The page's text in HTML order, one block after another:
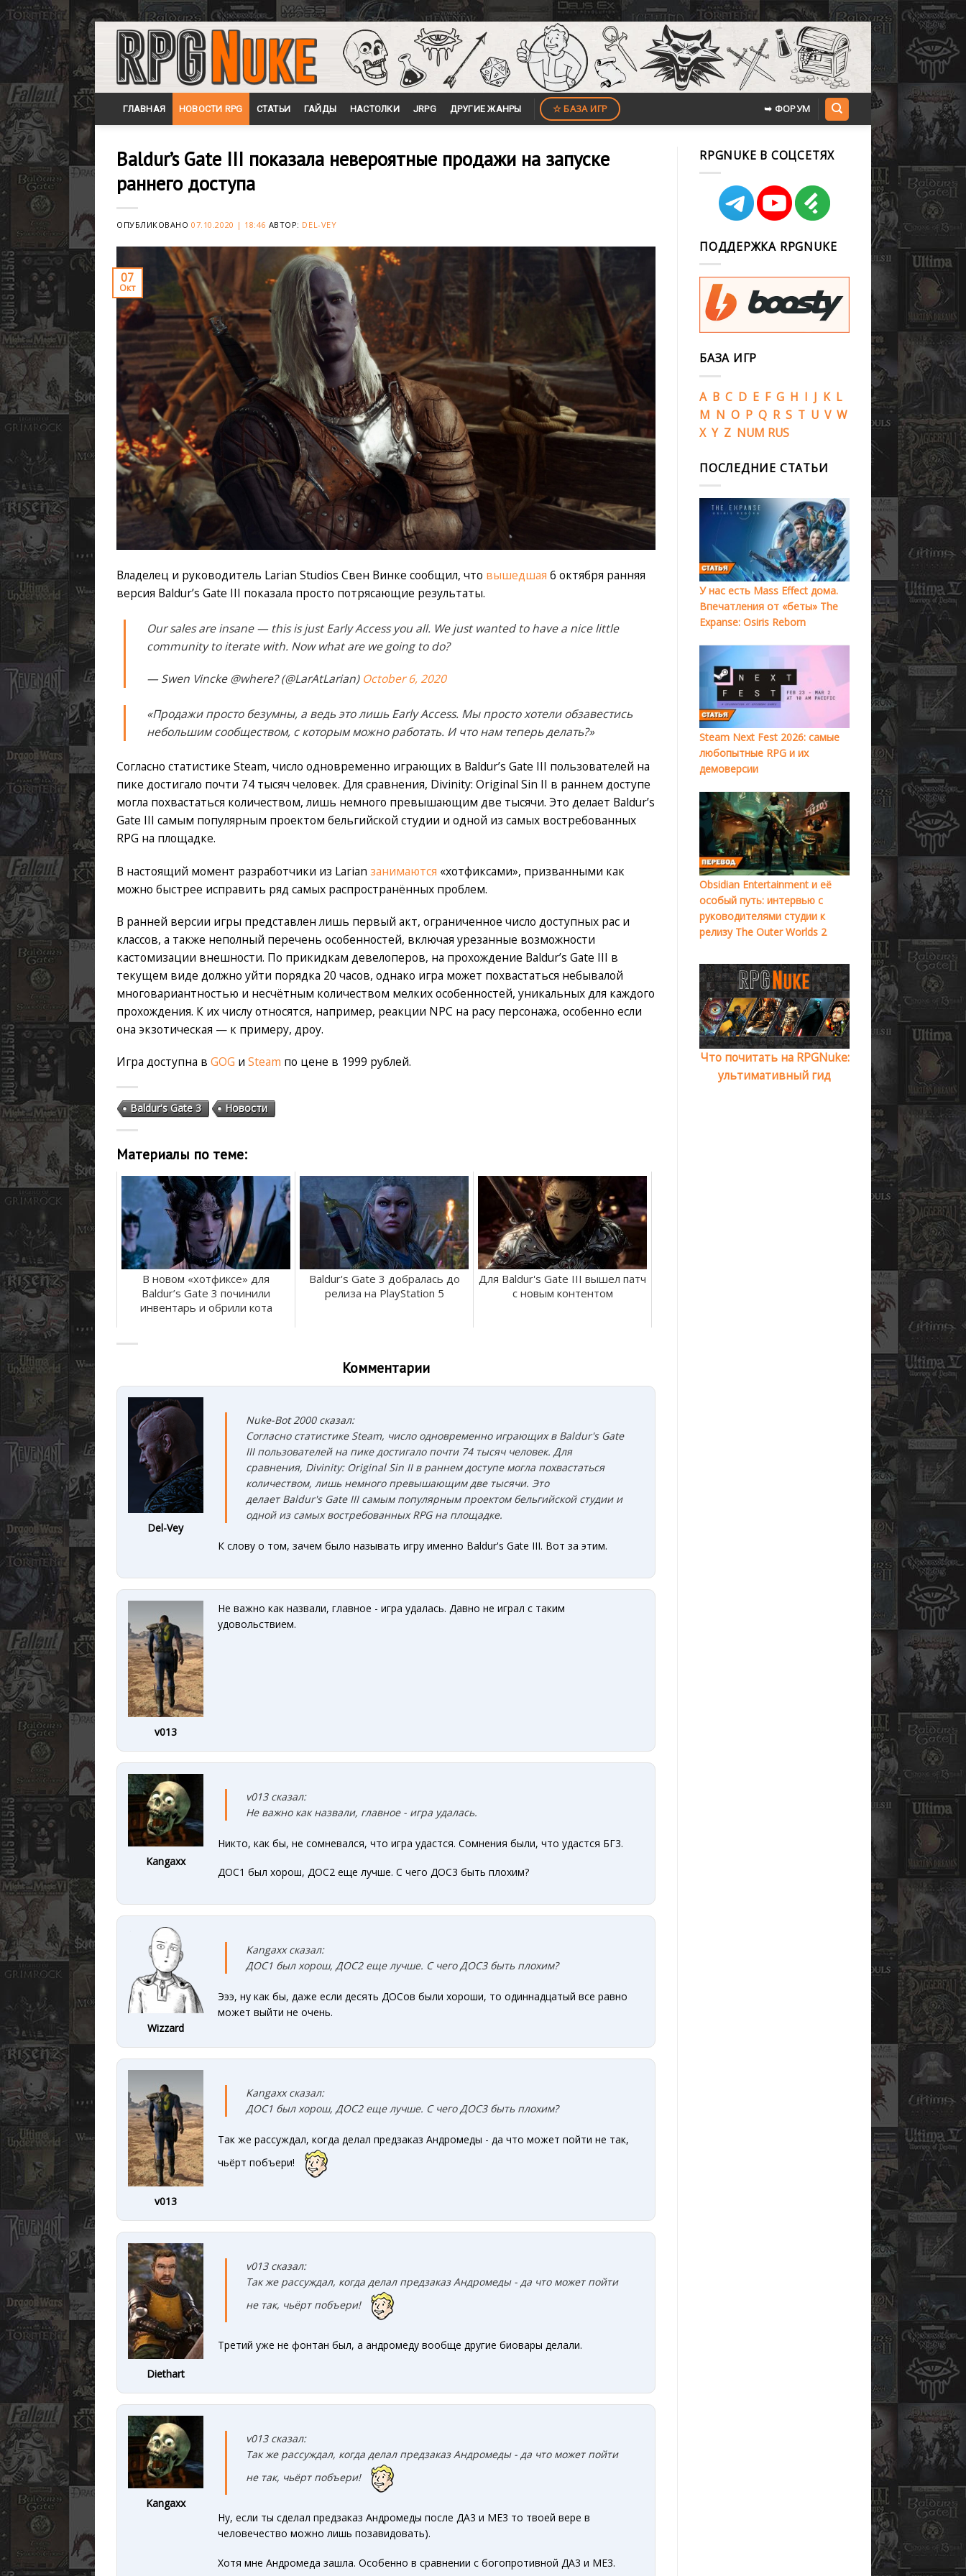
Skip
content
ГЛАВНАЯ НОВОСТИ RPG СТАТЬИ ГАЙДЫ НАСТОЛКИ JRPG ДРУГИЕ ЖАНРЫ ☆ БАЗА ИГР ➥ ФОРУМ
Baldur’s Gate III показала невероятные продажи на запуске
раннего доступа
ОПУБЛИКОВАНО07.10.2020 | 18:46 АВТОР: DEL-VEY
07
Окт
Владелец и руководитель Larian Studios Свен Винке сообщил, что вышедшая 6 октября ранняя
версия Baldur’s Gate III показала просто потрясающие результаты.
Our sales are insane — this is just Early Access you all. We just wanted to have a nice little
community to iterate with. Now what are we going to do?
— Swen Vincke @where? (@LarAtLarian) October 6, 2020
«Продажи просто безумны, а ведь это лишь Early Access. Мы просто хотели обзавестись
небольшим сообществом, с которым можно работать. И что нам теперь делать?»
Согласно статистике Steam, число одновременно играющих в Baldur’s Gate III пользователей на
пике достигало почти 74 тысяч человек. Для сравнения, Divinity: Original Sin II в раннем доступе
могла похвастаться количеством, лишь немного превышающим две тысячи. Это делает Baldur’s
Gate III самым популярным проектом бельгийской студии и одной из самых востребованных
RPG на площадке.
В настоящий момент разработчики из Larian занимаются «хотфиксами», призванными как
можно быстрее исправить ряд самых распространённых проблем.
В ранней версии игры представлен лишь первый акт, ограниченное число доступных рас и
классов, а также неполный перечень особенностей, включая урезанные возможности
кастомизации внешности. По прикидкам девелоперов, на прохождение Baldur’s Gate III в
текущем виде должно уйти порядка 20 часов, однако игра может похвастаться небывалой
многовариантностью и несчётным количеством мелких особенностей, уникальных для каждого
прохождения. К их числу относятся, например, реакции NPC на расу персонажа, особенно если
она экзотическая — к примеру, дроу.
Игра доступна в GOG и Steam по цене в 1999 рублей.
Baldur's Gate 3 Новости
Материалы по теме:
В новом «хотфиксе» для
Baldur’s Gate 3 починили
инвентарь и обрили кота
Baldur's Gate 3 добралась до
релиза на PlayStation 5
Для Baldur's Gate III вышел патч
с новым контентом
Комментарии
Del-Vey
Nuke-Bot 2000 сказал:
Согласно статистике Steam, число одновременно играющих в Baldur's Gate
III пользователей на пике достигало почти 74 тысяч человек. Для
сравнения, Divinity: Original Sin II в раннем доступе могла похвастаться
количеством, лишь немного превышающим две тысячи. Это
делает Baldur's Gate III самым популярным проектом бельгийской студии и
одной из самых востребованных RPG на площадке.
К слову о том, зачем было называть игру именно Baldur's Gate III. Вот за этим.
v013
Не важно как назвали, главное - игра удалась. Давно не играл с таким
удовольствием.
Kangaxx
v013 сказал:
Не важнокак назвали, главное - играудалась.
Никто, как бы, не сомневался, что игра удастся. Сомнения были, что удастся БГ3.
ДОС1 был хорош, ДОС2 еще лучше. С чего ДОС3 быть плохим?
Wizzard
Kangaxx сказал:
ДОС1 был хорош, ДОС2 еще лучше. С чего ДОС3 быть плохим?
Эээ, ну как бы, даже если десять ДОСов были хороши, то одиннадцатый все равно
может выйти не очень.
v013
Kangaxx сказал:
ДОС1 был хорош, ДОС2 еще лучше. С чего ДОС3 быть плохим?
Так же рассуждал, когда делал предзаказ Андромеды - да что может пойти не так,
чьёрт побъери!
Diethart
v013 сказал:
Так же рассуждал, когда делал предзаказ Андромеды - да что может пойти
не так, чьёрт побъери!
Третий уже не фонтан был, а андромеду вообще другие биовары делали.
Kangaxx
v013 сказал:
Так же рассуждал, когда делал предзаказ Андромеды - да что может пойти
не так, чьёрт побъери!
Ну, если ты сделал предзаказ Андромеды после ДА3 и МЕ3 то твоей вере в
человечество можно лишь позавидовать).
Хотя мне Андромеда зашла. Особенно в сравнении с богопротивной ДА3 и МЕ3.
RPGNUKE В СОЦСЕТЯХ
ПОДДЕРЖКА RPGNUKE
БАЗА ИГР
A B C D E F G H I J K L
M N O P Q R S T U V W
X Y Z NUM RUS
ПОСЛЕДНИЕ СТАТЬИ
У нас есть Mass Effect дома.
Впечатления от «беты» The
Expanse: Osiris Reborn
Steam Next Fest 2026: самые
любопытные RPG и их
демоверсии
Obsidian Entertainment и её
особый путь: интервью с
руководителями студии к
релизу The Outer Worlds 2
Что почитать на RPGNuke:
ультимативный гид